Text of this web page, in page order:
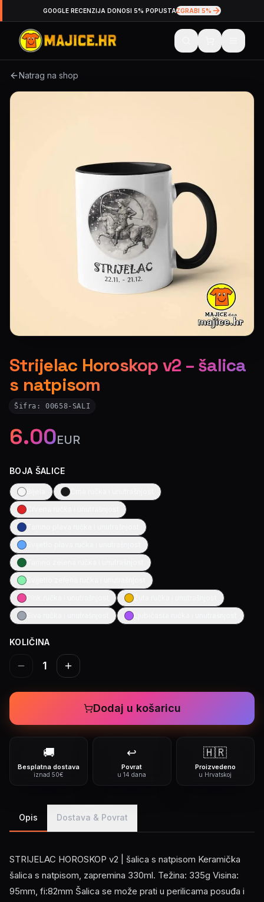
GOOGLE RECENZIJA DONOSI 5% POPUSTAZGRABI 5%
Natrag na shop
Strijelac Horoskop v2 – šalica
s natpisom
Šifra:00658-SALI
6.00EUR
BOJA ŠALICE
KOLIČINA
1
Dodaj u košaricu
🚚
Besplatna dostava
iznad 50€
↩️
Povrat
u 14 dana
🇭🇷
Proizvedeno
u Hrvatskoj
Opis Dostava & Povrat
STRIJELAC HOROSKOP v2 | šalica s natpisom Keramička
šalica s natpisom, zapremina 330ml. Težina: 335g Visina:
95mm, fi:82mm Šalica se može prati u perilicama posuđa i